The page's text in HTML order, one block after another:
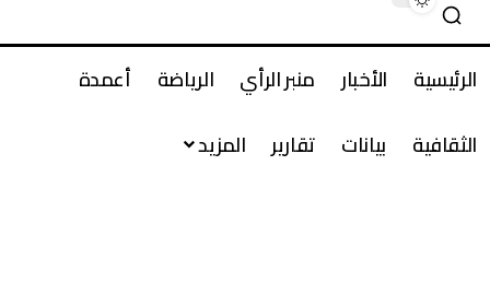
الرئيسية الأخبار منبر الرأي الرياضة
أعمدة
الثقافية
بيانات تقارير المزيد